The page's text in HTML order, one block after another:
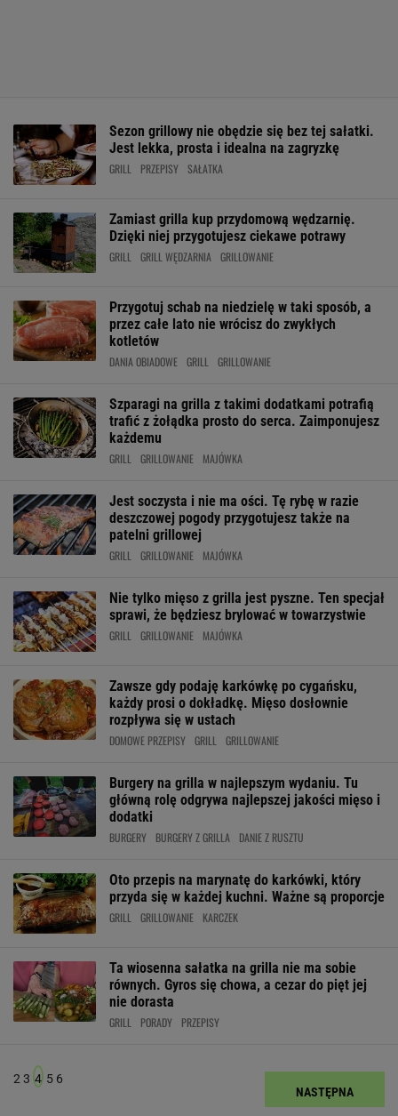
Sezon grillowy nie obędzie się bez tej sałatki.
Jest lekka, prosta i idealna na zagryzkę
GRILL PRZEPISY SAŁATKA
Zamiast grilla kup przydomową wędzarnię.
Dzięki niej przygotujesz ciekawe potrawy
GRILL GRILL WĘDZARNIA GRILLOWANIE
Przygotuj schab na niedzielę w taki sposób, a
przez całe lato nie wrócisz do zwykłych
kotletów
DANIA OBIADOWE GRILL GRILLOWANIE
Szparagi na grilla z takimi dodatkami potrafią
trafić z żołądka prosto do serca. Zaimponujesz
każdemu
GRILL GRILLOWANIE MAJÓWKA
Jest soczysta i nie ma ości. Tę rybę w razie
deszczowej pogody przygotujesz także na
patelni grillowej
GRILL GRILLOWANIE MAJÓWKA
Nie tylko mięso z grilla jest pyszne. Ten specjał
sprawi, że będziesz brylować w towarzystwie
GRILL GRILLOWANIE MAJÓWKA
Zawsze gdy podaję karkówkę po cygańsku,
każdy prosi o dokładkę. Mięso dosłownie
rozpływa się w ustach
DOMOWE PRZEPISY GRILL GRILLOWANIE
Burgery na grilla w najlepszym wydaniu. Tu
główną rolę odgrywa najlepszej jakości mięso i
dodatki
BURGERY BURGERY Z GRILLA DANIE Z RUSZTU
Oto przepis na marynatę do karkówki, który
przyda się w każdej kuchni. Ważne są proporcje
GRILL GRILLOWANIE KARCZEK
Ta wiosenna sałatka na grilla nie ma sobie
równych. Gyros się chowa, a cezar do pięt jej
nie dorasta
GRILL PORADY PRZEPISY
2 3 4 5 6
NASTĘPNA